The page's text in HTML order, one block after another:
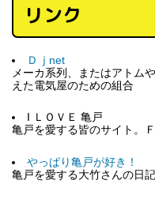
リンク
Ｄｊnet
メーカ系列、またはアトム
えた電気屋のための組合
I ＬＯＶＥ 亀戸
亀戸を愛する皆のサイト。
やっぱり亀戸が好き！
亀戸を愛する大竹さんの日記